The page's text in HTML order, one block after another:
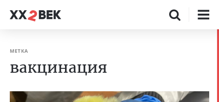
МЕТКА
вакцинация